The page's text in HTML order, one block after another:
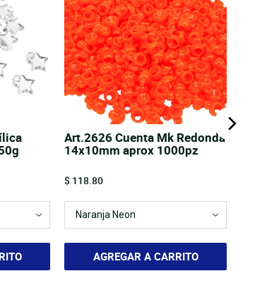
Art.2626 Cuenta Mk Redonda
14x10mm aprox 1000pz
Price
$ 118.80
AGREGAR A CARRITO